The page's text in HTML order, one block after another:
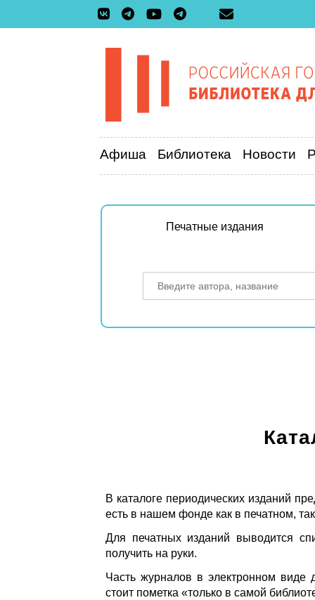
Афиша Библиотека Новости
Печатные издания
В каталоге периодических изданий
есть в нашем фонде как в печатном,
Для печатных изданий выводится
получить на руки.
Часть журналов в электронном виде
стоит пометка «только в самой